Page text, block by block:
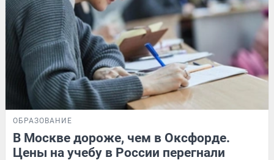
ОБРАЗОВАНИЕ
В Москве дороже, чем в Оксфорде.
Цены на учебу в России перегнали